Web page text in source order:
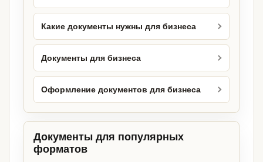
Какие документы нужны для бизнеса
Документы для бизнеса
Оформление документов для бизнеса
Документы для популярных
форматов